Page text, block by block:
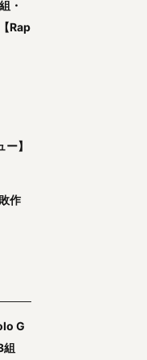
・
Rap
】
作
G
組